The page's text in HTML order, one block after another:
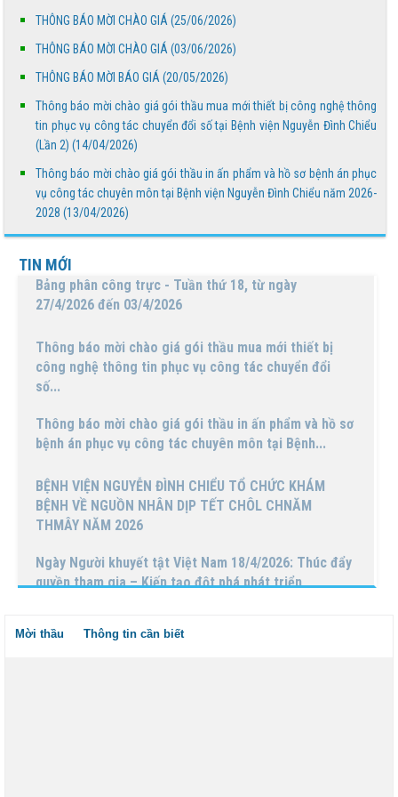
THÔNG BÁO MỜI CHÀO GIÁ (25/06/2026)
THÔNG BÁO MỜI CHÀO GIÁ (03/06/2026)
THÔNG BÁO MỜI BÁO GIÁ (20/05/2026)
Thông báo mời chào giá gói thầu mua mới thiết bị công nghệ thông
tin phục vụ công tác chuyển đổi số tại Bệnh viện Nguyễn Đình Chiểu
(Lần 2) (14/04/2026)
Thông báo mời chào giá gói thầu in ấn phẩm và hồ sơ bệnh án phục
vụ công tác chuyên môn tại Bệnh viện Nguyễn Đình Chiểu năm 2026-
2028 (13/04/2026)
TIN MỚI
Thông báo mời chào giá gói thầu mua mới thiết bị
công nghệ thông tin phục vụ công tác chuyển đổi
số...
Thông báo mời chào giá gói thầu in ấn phẩm và hồ sơ
bệnh án phục vụ công tác chuyên môn tại Bệnh...
BỆNH VIỆN NGUYỄN ĐÌNH CHIỂU TỔ CHỨC KHÁM
BỆNH VỀ NGUỒN NHÂN DỊP TẾT CHÔL CHNĂM
THMÂY NĂM 2026
quyền tham gia – Kiến tạo đột phá phát triển
Lịch trực bác sĩ phòng khám Tuần 16 (Từ 13/4 đến
Báo cáo đánh giá chất lượng Bệnh viện Nguyễn Đình
Chiểu tháng 03 năm 2026
Thông báo mời báo giá gói thầu mua mới các thiết bị
công nghệ thông tin phục vụ công tác thực hiện...
Lịch trực bác sĩ phòng khám Tuần 15 (Từ 06/4 đến
12/04/2026)
Lịch trực bác sĩ phòng khám Tuần 13 (Từ 23/03 đến
29/03/2026)
bệnh nhi tại Bệnh Viện Nguyễn Đình Chiểu
Mời thầu Thông tin cần biết